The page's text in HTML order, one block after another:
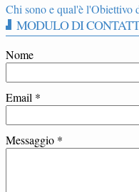
Chi sono e qual'è l'Obiettivo
MODULO DI
Nome
Email *
Messaggio *